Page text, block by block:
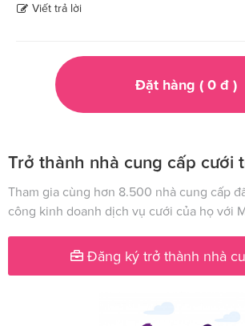
Viết trả lời
Đặt hàng ( 0đ )
Trở thành nhà cung cấp cưới
Tham gia cùng hơn 8.500 nhà cung cấp
công kinh doanh dịch vụ cưới của họ với
Đăng ký trở thành nhà